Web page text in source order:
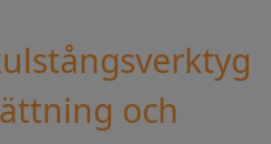
och